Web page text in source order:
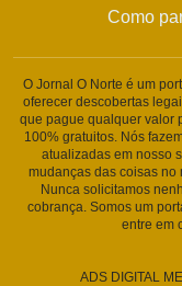
Como
O Jornal O Norte é um
oferecer descobertas
que pague qualquer valor
100% gratuitos. Nós
atualizadas em nosso
mudanças das coisas no
Nunca solicitamos
cobrança. Somos um
entre em
ADS DIGITAL